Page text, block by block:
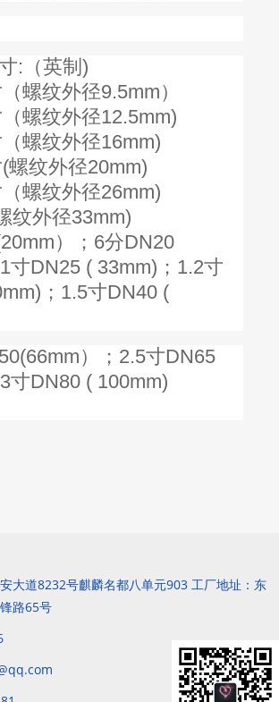
:（英制)
螺纹外径9.5mm）
螺纹外径12.5mm)
螺纹外径16mm)
螺纹外径20mm)
螺纹外径26mm)
纹外径33mm)
）；6分DN20
寸DN25 ( 33mm)；1.2寸
；1.5寸DN40 (
）；2.5寸DN65
寸DN80 ( 100mm)
大道8232号麒麟名都八单元903 工厂地址：东
路65号